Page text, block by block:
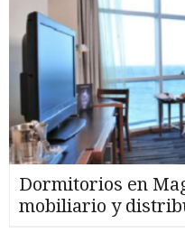
Dormitorios en
mobiliario y